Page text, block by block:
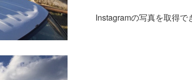
Instagramの写真を取得で